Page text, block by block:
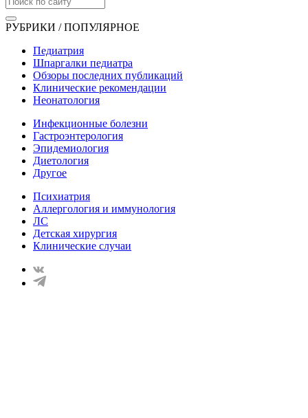
РУБРИКИ / ПОПУЛЯРНОЕ
Педиатрия
Шпаргалки педиатра
Обзоры последних публикаций
Клинические рекомендации
Неонатология
Инфекционные болезни
Гастроэнтерология
Эпидемиология
Диетология
Другое
Психиатрия
Аллергология и иммунология
ЛС
Детская хирургия
Клинические случаи